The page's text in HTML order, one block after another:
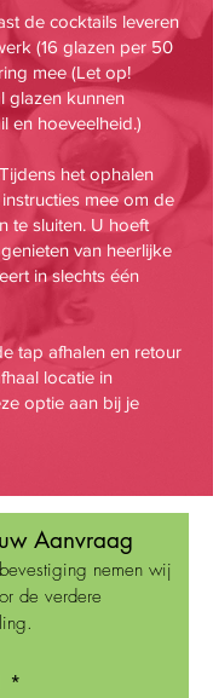
de cocktails leveren
(16 glazen per 50
mee (Let op!
glazen kunnen
en hoeveelheid.)
Tijdens het ophalen
mee om de
te sluiten. U hoeft
van heerlijke
in slechts één
tap afhalen en retour
locatie in
optie aan bij je
Aanvraag
nemen wij
de verdere